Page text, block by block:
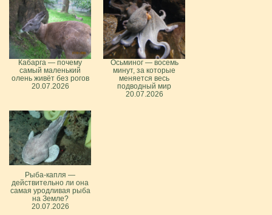
Кабарга — почему
самый маленький
олень живёт без рогов
20.07.2026
Осьминог — восемь
минут, за которые
меняется весь
подводный мир
20.07.2026
Рыба-капля —
действительно ли она
самая уродливая рыба
на Земле?
20.07.2026